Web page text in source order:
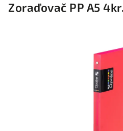
Zoraďovač PP A5